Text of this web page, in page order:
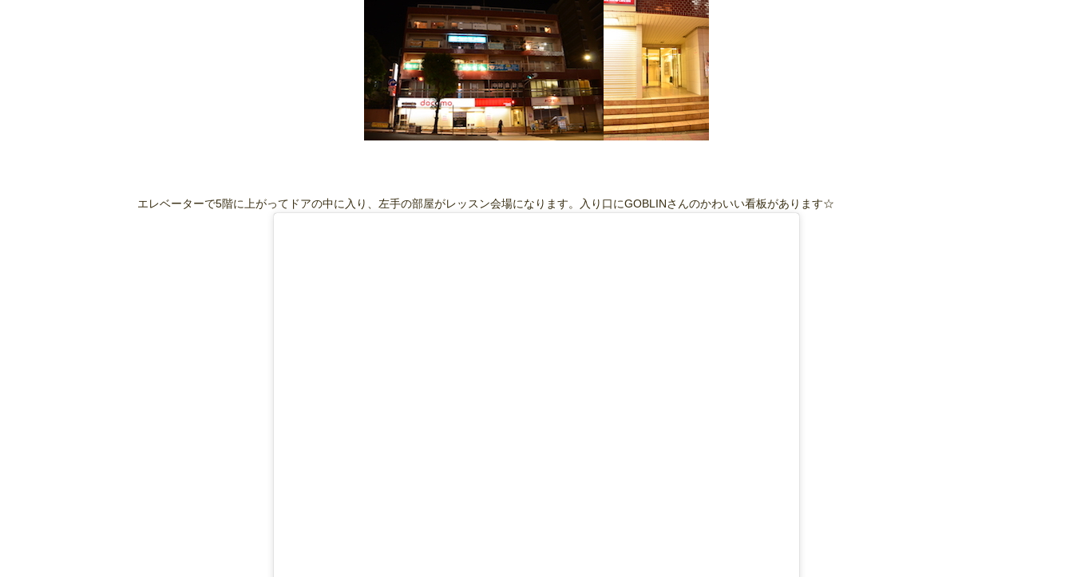
エレベーターで5階に上がってドアの中に入り、左手の部屋がレッスン会場になります。入り口にGOBLINさんのかわいい看板があります☆